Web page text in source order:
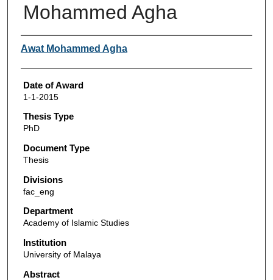
Mohammed Agha
Author
Awat Mohammed Agha
Date of Award
1-1-2015
Thesis Type
PhD
Document Type
Thesis
Divisions
fac_eng
Department
Academy of Islamic Studies
Institution
University of Malaya
Abstract